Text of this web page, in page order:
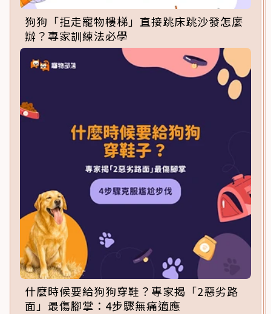
狗狗「拒走寵物樓梯」直接跳床跳沙發怎麼
辦？專家訓練法必學
什麼時候要給狗狗穿鞋？專家揭「2惡劣路
面」最傷腳掌：4步驟無痛適應